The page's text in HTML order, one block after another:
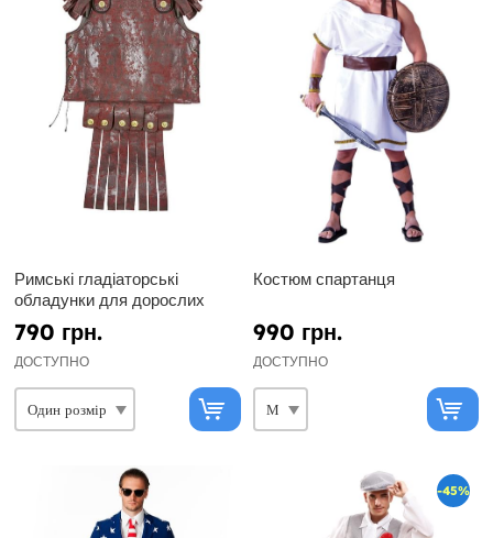
Римські гладіаторські
обладунки для дорослих
790 грн.
ДОСТУПНО
Костюм спартанця
990 грн.
ДОСТУПНО
-45%